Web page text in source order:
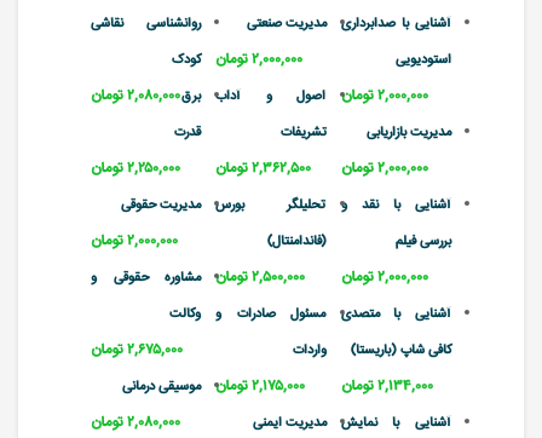
آشنایی با صدابرداری
استودیویی
۲,۰۰۰,۰۰۰ تومان
مدیریت بازاریابی
۲,۰۰۰,۰۰۰ تومان
آشنایی با نقد و
بررسی فیلم
۲,۰۰۰,۰۰۰ تومان
آشنایی با متصدی
کافی شاپ (باریستا)
۲,۱۳۴,۰۰۰ تومان
آشنایی با نمایش
مدیریت صنعتی
۲,۰۰۰,۰۰۰ تومان
اصول و آداب
تشریفات
۲,۳۶۲,۵۰۰ تومان
تحلیلگر بورس
(فاندامنتال)
۲,۵۰۰,۰۰۰ تومان
مسئول صادرات و
واردات
۲,۱۷۵,۰۰۰ تومان
مدیریت ایمنی
روانشناسی نقاشی
کودک
۲,۰۸۰,۰۰۰ تومانبرق
قدرت
۲,۲۵۰,۰۰۰ تومان
مدیریت حقوقی
۲,۰۰۰,۰۰۰ تومان
مشاوره حقوقی و
وکالت
۲,۶۷۵,۰۰۰ تومان
موسیقی درمانی
۲,۰۸۰,۰۰۰ تومان